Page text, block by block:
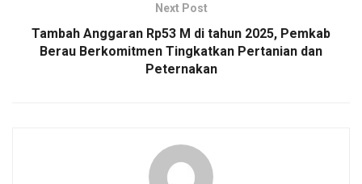
Next Post
Tambah Anggaran Rp53 M di tahun 2025, Pemkab
Berau Berkomitmen Tingkatkan Pertanian dan
Peternakan